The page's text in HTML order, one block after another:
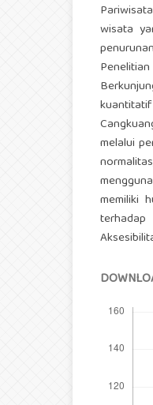
wisata
melalui
memiliki